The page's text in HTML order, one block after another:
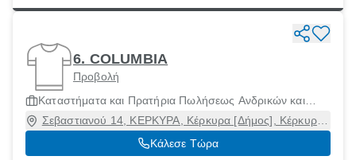
6. COLUMBIA
Προβολή
Καταστήματα και Πρατήρια Πωλήσεως Ανδρικών και
Γυναίκειων Ενδυμάτων και Αξεσουάρ
Σεβαστιανού 14, ΚΕΡΚΥΡΑ, Κέρκυρα [Δήμος], Κέρκυρα,
49100
Κάλεσε Τώρα